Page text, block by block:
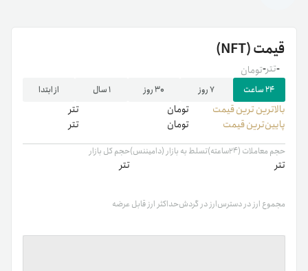
قیمت(NFT)
-تومان -تتر
۲۴ ساعت ۷ روز ۳۰ روز ۱ سال از ابتدا
بالاترین ‌ترین قیمت تومان
تتر
پایین‌ترین قیمت
تومان تتر
حجم معاملات (۲۴ساعته)
تتر
تسلط به بازار (دامیننس)حجم کل بازار
تتر
مجموع ارز در دسترسارز در گردشحداکثر ارز قابل عرضه